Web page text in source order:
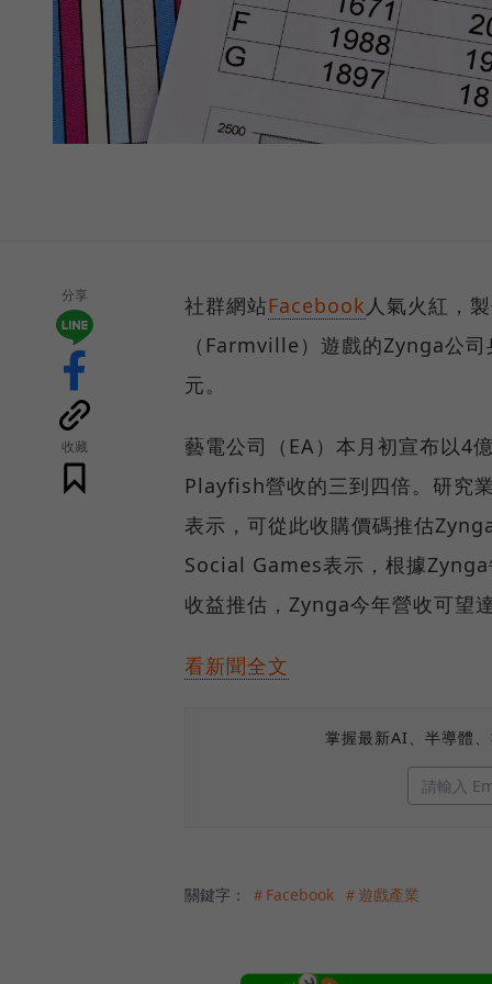
分享
收藏
社群網站Facebook 人氣火紅，
（Farmville）遊戲的Zynga公
元。
藝電公司（EA）本月初宣布以4
Playfish營收的三到四倍。研究
表示，可從此收購價碼推估
Social Games表示，根據
收益推估，Zynga今年營收可望
看新聞全文
掌握最新AI、半導體
關鍵字： ＃Facebook ＃遊戲產業